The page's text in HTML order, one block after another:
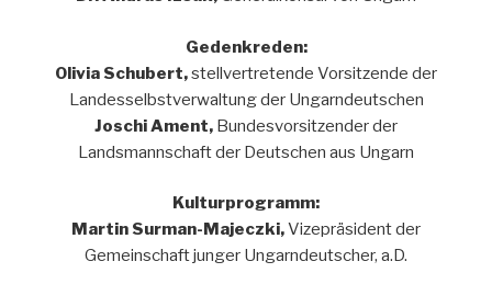
Gedenkreden:
Olivia Schubert,stellvertretende Vorsitzende der
Landesselbstverwaltung der Ungarndeutschen
Joschi Ament, Bundesvorsitzender der
Landsmannschaft der Deutschen aus Ungarn
Kulturprogramm:
Martin Surman-Majeczki,Vizepräsident der
Gemeinschaft junger Ungarndeutscher, a.D.